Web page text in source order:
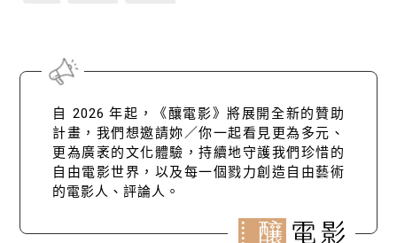
自 2026 年起，《釀電影》將展開全新的贊助
計畫，我們想邀請妳／你一起看見更為多元、
更為廣袤的文化體驗，持續地守護我們珍惜的
自由電影世界，以及每一個戮力創造自由藝術
的電影人、評論人。